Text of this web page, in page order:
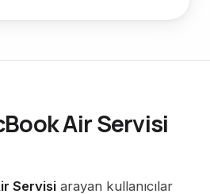
Air Servisi
Servisi arayan kullanıcılar